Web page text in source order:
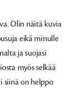
Olin näitä kuvia
eikä minulle
ja suojasi
myös selkää
siinä on helppo